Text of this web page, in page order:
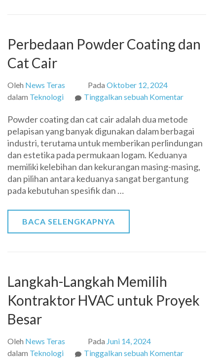
Perbedaan Powder Coating dan
Cat Cair
Oleh News Teras Pada Oktober 12, 2024
dalam Teknologi Tinggalkan sebuah Komentarpada
Powder
Coating
dan
Cat
Cair
Powder coating dan cat cair adalah dua metode
pelapisan yang banyak digunakan dalam berbagai
industri, terutama untuk memberikan perlindungan
dan estetika pada permukaan logam. Keduanya
memiliki kelebihan dan kekurangan masing-masing,
dan pilihan antara keduanya sangat bergantung
pada kebutuhan spesifik dan …
BACA SELENGKAPNYA
Langkah-Langkah Memilih
Kontraktor HVAC untuk Proyek
Besar
Oleh News Teras Pada Juni 14, 2024
dalam Teknologi Tinggalkan sebuah Komentarpada